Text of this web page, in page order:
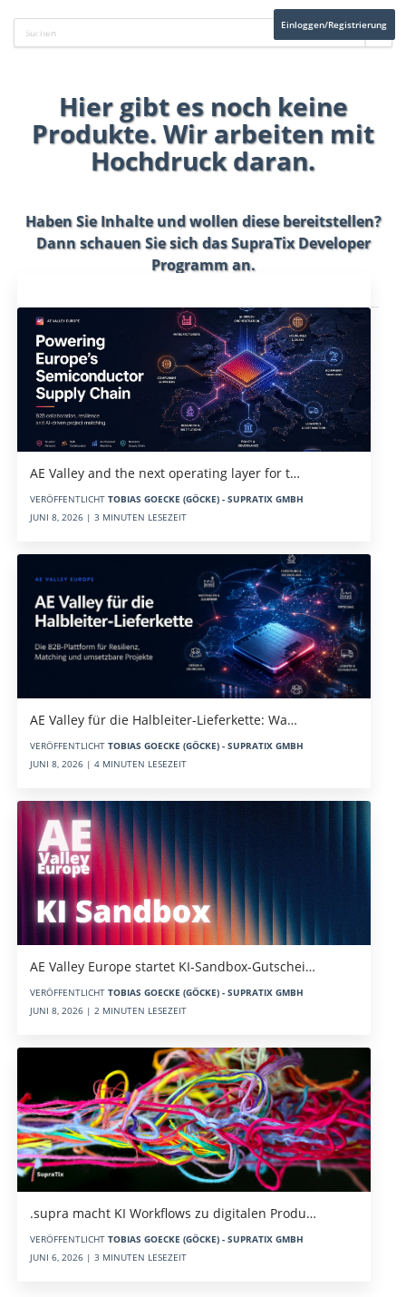
Einloggen/Registrierung
Hier gibt es noch keine
Produkte. Wir arbeiten mit
Hochdruck daran.
Haben Sie Inhalte und wollen diese bereitstellen?
Dann schauen Sie sich dasSupraTix Developer
Programman.
AE Valley and the next operating layer for t…
VERÖFFENTLICHT TOBIAS GOECKE (GÖCKE) - SUPRATIX GMBH
JUNI 8, 2026 | 3 MINUTEN LESEZEIT
AE Valley für die Halbleiter-Lieferkette: Wa…
VERÖFFENTLICHT TOBIAS GOECKE (GÖCKE) - SUPRATIX GMBH
JUNI 8, 2026 | 4 MINUTEN LESEZEIT
AE Valley Europe startet KI-Sandbox-Gutschei…
VERÖFFENTLICHT TOBIAS GOECKE (GÖCKE) - SUPRATIX GMBH
JUNI 8, 2026 | 2 MINUTEN LESEZEIT
.supra macht KI Workflows zu digitalen Produ…
VERÖFFENTLICHT TOBIAS GOECKE (GÖCKE) - SUPRATIX GMBH
JUNI 6, 2026 | 3 MINUTEN LESEZEIT